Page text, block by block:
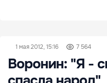
1 мая 2012, 15:16 7 564
Воронин: "Я -